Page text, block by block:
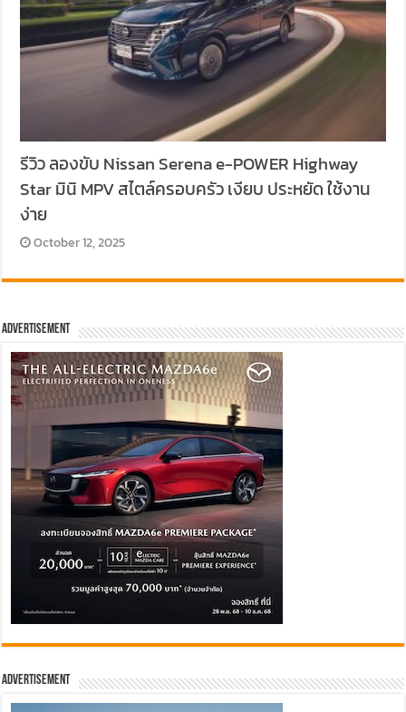
รีวิว ลองขับ Nissan Serena e-POWER Highway
Star มินิ MPV สไตล์ครอบครัว เงียบ ประหยัด ใช้งาน
ง่าย
October 12, 2025
Advertisement
Advertisement